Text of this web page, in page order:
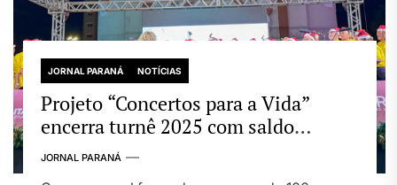
JORNAL PARANÁ NOTÍCIAS
Projeto “Concertos para a Vida”
encerra turnê 2025 com saldo
emocionante e apresentações em
JORNAL PARANÁ